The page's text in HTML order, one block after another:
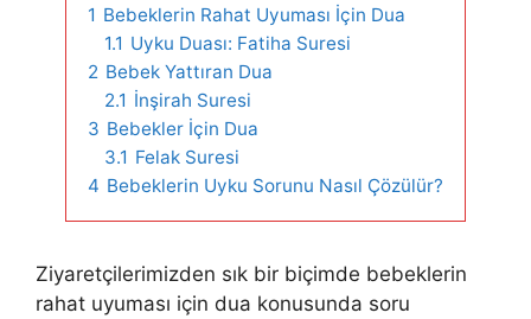
1 Bebeklerin Rahat Uyuması İçin Dua
1.1 Uyku Duası: Fatiha Suresi
2 Bebek Yattıran Dua
2.1 İnşirah Suresi
3 Bebekler İçin Dua
3.1 Felak Suresi
4 Bebeklerin Uyku Sorunu Nasıl Çözülür?
Ziyaretçilerimizden sık bir biçimde bebeklerin
rahat uyuması için dua konusunda soru